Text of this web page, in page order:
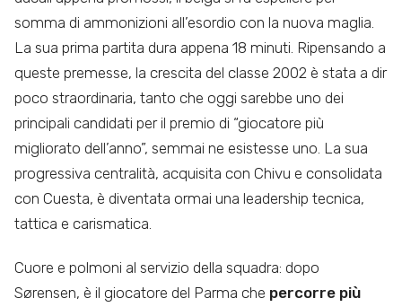
somma di ammonizioni all’esordio con la nuova maglia.
La sua prima partita dura appena 18 minuti. Ripensando a
queste premesse, la crescita del classe 2002 è stata a dir
poco straordinaria, tanto che oggi sarebbe uno dei
principali candidati per il premio di “giocatore più
migliorato dell’anno”, semmai ne esistesse uno. La sua
progressiva centralità, acquisita con Chivu e consolidata
con Cuesta, è diventata ormai una leadership tecnica,
tattica e carismatica.
Cuore e polmoni al servizio della squadra: dopo
Sørensen, è il giocatore del Parma che percorre più